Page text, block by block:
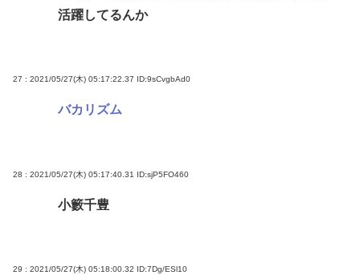
活躍してるんか
27 : 2021/05/27(木) 05:17:22.37 ID:9sCvgbAd0
バカリズム
28 : 2021/05/27(木) 05:17:40.31 ID:sjP5FO460
小籔千豊
29 : 2021/05/27(木) 05:18:00.32 ID:7Dg/ESl10